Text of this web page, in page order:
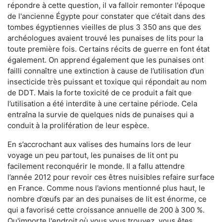
répondre à cette question, il va falloir remonter l'époque
de l'ancienne Égypte pour constater que c’était dans des
tombes égyptiennes vieilles de plus 3 350 ans que des
archéologues avaient trouvé les punaises de lits pour la
toute première fois. Certains récits de guerre en font état
également. On apprend également que les punaises ont
failli connaître une extinction à cause de l’utilisation d’un
insecticide très puissant et toxique qui répondait au nom
de DDT. Mais la forte toxicité de ce produit a fait que
l’utilisation a été interdite à une certaine période. Cela
entraîna la survie de quelques nids de punaises qui a
conduit à la prolifération de leur espèce.
En s’accrochant aux valises des humains lors de leur
voyage un peu partout, les punaises de lit ont pu
facilement reconquérir le monde. Il a fallu attendre
l’année 2012 pour revoir ces êtres nuisibles refaire surface
en France. Comme nous l’avions mentionné plus haut, le
nombre d’œufs par an des punaises de lit est énorme, ce
qui a favorisé cette croissance annuelle de 200 à 300 %.